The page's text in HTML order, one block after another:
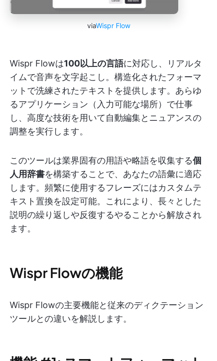
viaWispr Flow
Wispr Flowは100以上の言語に対応し、リアルタ
イムで音声を文字起こし。構造化されたフォーマ
ットで洗練されたテキストを提供します。あらゆ
るアプリケーション（入力可能な場所）で仕事
し、高度な技術を用いて自動編集とニュアンスの
調整を実行します。
このツールは業界固有の用語や略語を収集する個
人用辞書を構築することで、あなたの語彙に適応
します。頻繁に使用するフレーズにはカスタムテ
キスト置換を設定可能。これにより、長々とした
説明の繰り返しや反復するやることから解放され
ます。
Wispr Flowの機能
Wispr Flowの主要機能と従来のディクテーション
ツールとの違いを解説します。